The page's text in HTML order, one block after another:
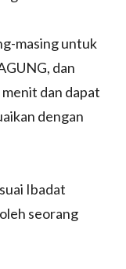
masing untuk
dan
dan dapat
dengan
Ibadat
seorang